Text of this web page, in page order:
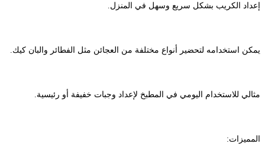
إعداد الكريب بشكل سريع وسهل في المنزل.
يمكن استخدامه لتحضير أنواع مختلفة من العجائن مثل الفطائر والبان كيك.
مثالي للاستخدام اليومي في المطبخ لإعداد وجبات خفيفة أو رئيسية.
المميزات: